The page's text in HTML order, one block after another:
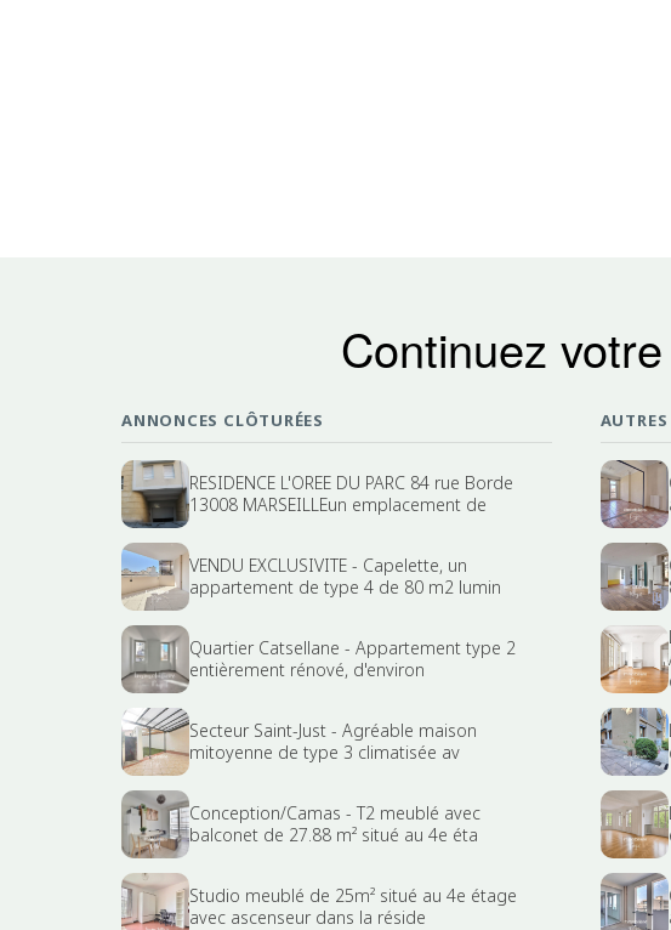
Continuez
ANNONCES CLÔTURÉES
RESIDENCE L'OREE DU PARC 84 rue Borde
13008 MARSEILLEun emplacement de
VENDU EXCLUSIVITE - Capelette, un
appartement de type 4 de 80 m2 lumin
Quartier Catsellane - Appartement type 2
entièrement rénové, d'environ
Secteur Saint-Just - Agréable maison
mitoyenne de type 3 climatisée av
Conception/Camas - T2 meublé avec
balconet de 27.88 m² situé au 4e éta
Studio meublé de 25m² situé au 4e étage
avec ascenseur dans la réside